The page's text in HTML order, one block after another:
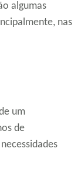
algumas
nas
um
de